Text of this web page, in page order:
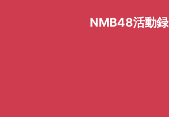
NMB48活動録